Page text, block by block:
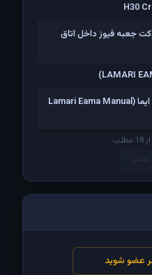
جعبه فیوز داخل اتاق
دفترچه راهنمای خودروی لاماری ایما (Lamari Eama Manual
عضو شوید